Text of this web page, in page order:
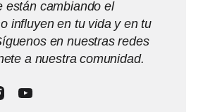
están cambiando el
influyen en tu vida y en tu
en nuestras redes
a nuestra comunidad.